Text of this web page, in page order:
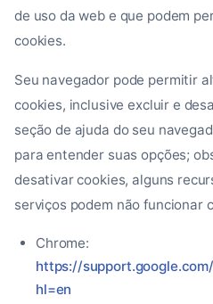
de uso da web e que podem
cookies.
Seu navegador pode permitir
cookies, inclusive excluir e
seção de ajuda do seu
para entender suas opções;
desativar cookies, alguns
serviços podem não funcionar
Chrome:
https://
hl=en